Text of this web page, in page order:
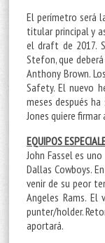
El perímetro será
titular principal y
el draft de 2017.
Stefon, que
Anthony Brown.
Safety. El nuevo
meses después
Jones quiere
EQUIPOS
John Fassel es
Dallas Cowboys.
venir de su peor
Angeles Rams. El
punter/holder.
aportará.